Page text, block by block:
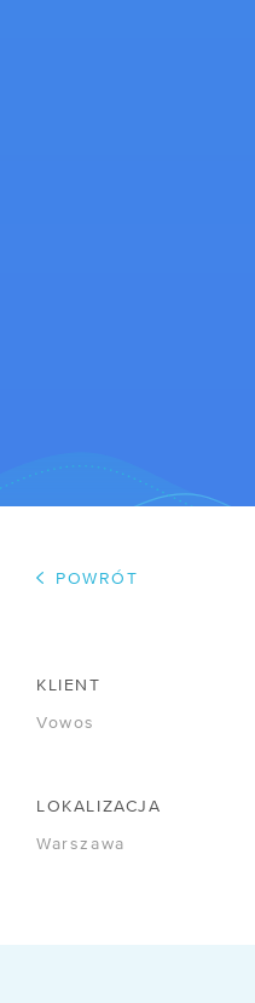
/ Program poleceń
POWRÓT
KLIENT
Vowos
LOKALIZACJA
Warszawa